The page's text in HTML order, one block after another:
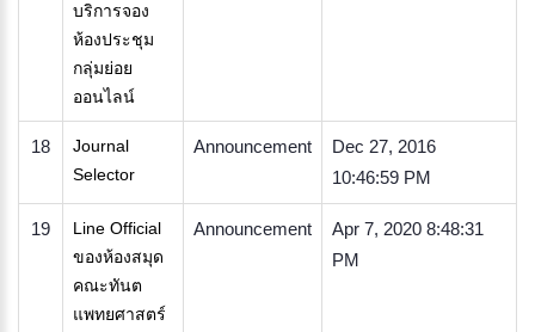
บริการจอง
ห้องประชุม
กลุ่มย่อย
ออนไลน์
18
Journal
Selector
Announcement
Dec 27, 2016
10:46:59 PM
19
Line Official
ของห้องสมุด
คณะทันต
แพทยศาสตร์
Announcement
Apr 7, 2020 8:48:31
PM